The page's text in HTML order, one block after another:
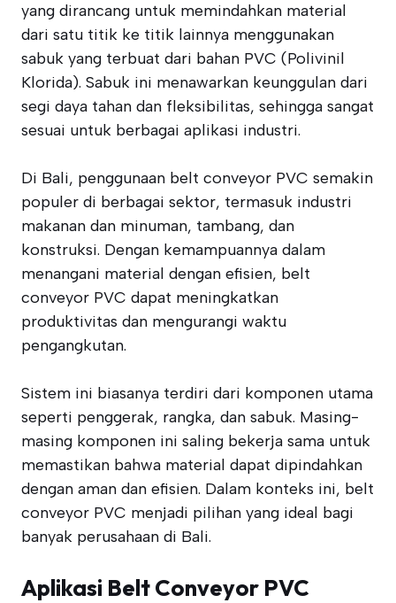
yang dirancang untuk memindahkan material
dari satu titik ke titik lainnya menggunakan
sabuk yang terbuat dari bahan PVC (Polivinil
Klorida). Sabuk ini menawarkan keunggulan dari
segi daya tahan dan fleksibilitas, sehingga sangat
sesuai untuk berbagai aplikasi industri.
Di Bali, penggunaan belt conveyor PVC semakin
populer di berbagai sektor, termasuk industri
makanan dan minuman, tambang, dan
konstruksi. Dengan kemampuannya dalam
menangani material dengan efisien, belt
conveyor PVC dapat meningkatkan
produktivitas dan mengurangi waktu
pengangkutan.
Sistem ini biasanya terdiri dari komponen utama
seperti penggerak, rangka, dan sabuk. Masing-
masing komponen ini saling bekerja sama untuk
memastikan bahwa material dapat dipindahkan
dengan aman dan efisien. Dalam konteks ini, belt
conveyor PVC menjadi pilihan yang ideal bagi
banyak perusahaan di Bali.
Aplikasi Belt Conveyor PVC